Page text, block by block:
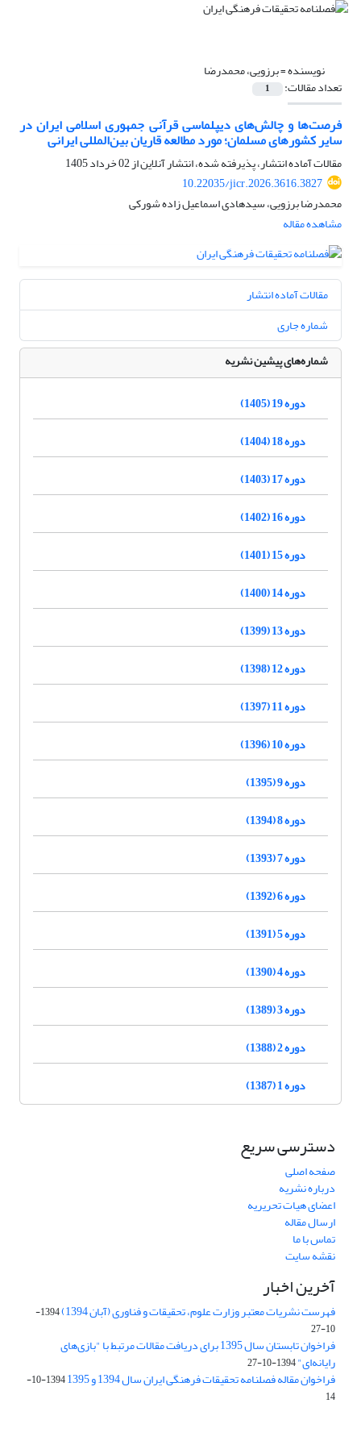
نویسنده =برزویی، محمدرضا
تعداد مقالات: 1
فرصت‌ها و چالش‌های دیپلماسی قرآنی جمهوری اسلامی ایران در
سایر کشورهای مسلمان؛ مورد مطالعه قاریان بین‌المللی ایرانی
مقالات آماده انتشار، پذیرفته شده، انتشار آنلاین از02 خرداد 1405
10.22035/jicr.2026.3616.3827
محمدرضا برزویی، سیدهادی اسماعیل زاده شورکی
مشاهده مقاله
مقالات آماده انتشار
شماره جاری
شماره‌های پیشین نشریه
دوره 19 (1405)
دوره 18 (1404)
دوره 17 (1403)
دوره 16 (1402)
دوره 15 (1401)
دوره 14 (1400)
دوره 13 (1399)
دوره 12 (1398)
دوره 11 (1397)
دوره 10 (1396)
دوره 9 (1395)
دوره 8 (1394)
دوره 7 (1393)
دوره 6 (1392)
دوره 5 (1391)
دوره 4 (1390)
دوره 3 (1389)
دوره 2 (1388)
دوره 1 (1387)
دسترسی سریع
صفحه اصلی
درباره نشریه
اعضای هیات تحریریه
ارسال مقاله
تماس با ما
نقشه سایت
آخرین اخبار
فهرست نشریات معتبر وزارت علوم، تحقیقات و فناوری (آبان 1394)
1394-
10-27
فراخوان تابستان سال 1395 برای دریافت مقالات مرتبط با "بازی‌های
رایانه‌ای"1394-10-27
فراخوان مقاله فصلنامه تحقیقات فرهنگی ایران سال 1394 و 1395
1394-10-
14